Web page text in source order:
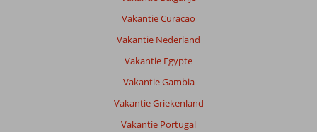
Vakantie Curacao
Vakantie Nederland
Vakantie Egypte
Vakantie Gambia
Vakantie Griekenland
Vakantie Portugal